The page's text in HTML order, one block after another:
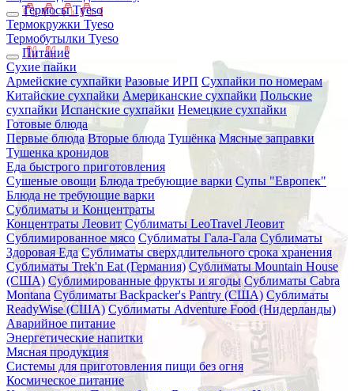
Термосы Tyeso
Термокружки Tyeso
Термобутылки Tyeso
Питание
Сухие пайки
Армейские сухпайки Разовые ИРП Сухпайки по номерам
Китайские сухпайки Американские сухпайки Польские
сухпайки Испанские сухпайки Немецкие сухпайки
Готовые блюда
Первые блюда Вторые блюда Тушёнка Мясные заправки
Тушенка кронидов
Еда быстрого приготовления
Сушеные овощи Блюда требующие варки Супы "Европек"
Блюда не требующие варки
Сублиматы и Концентраты
Концентраты Леовит Сублиматы LeoTravel Леовит
Сублимированное мясо Сублиматы Гала-Гала Сублиматы
Здоровая Еда Сублиматы сверхдлительного срока хранения
Сублиматы Trek'n Eat (Германия) Сублиматы Mountain House
(США) Сублимированные фрукты и ягоды Сублиматы Cabra
Montana Сублиматы Backpacker's Pantry (США) Сублиматы
ReadyWise (США) Сублиматы Adventure Food (Нидерланды)
Аварийное питание
Энергетические напитки
Мясная продукция
Системы для приготовления пищи без огня
Космическое питание